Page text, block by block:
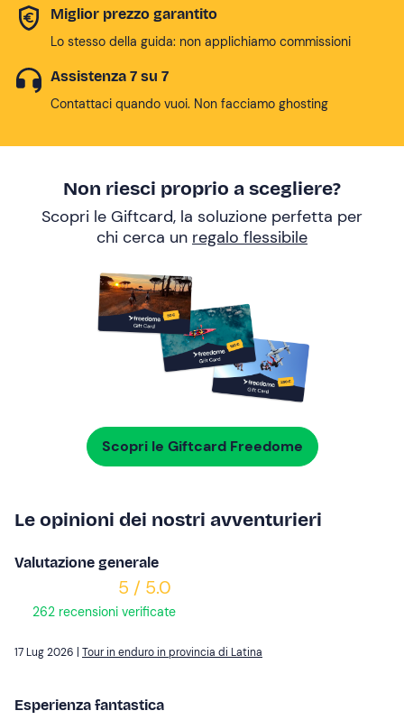
Miglior prezzo garantito
Lo stesso della guida: non applichiamo commissioni
Assistenza 7 su 7
Contattaci quando vuoi. Non facciamo ghosting
Non riesci proprio a scegliere?
Scopri le Giftcard, la soluzione perfetta per
chi cerca un regalo flessibile
Scopri le Giftcard Freedome
Le opinioni dei nostri avventurieri
Valutazione generale
5 / 5.0
262 recensioni verificate
17 Lug 2026 | Tour in enduro in provincia di Latina
Esperienza fantastica